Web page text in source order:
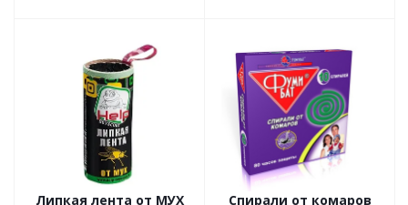
Липкая лента от МУХ Спирали от комаров